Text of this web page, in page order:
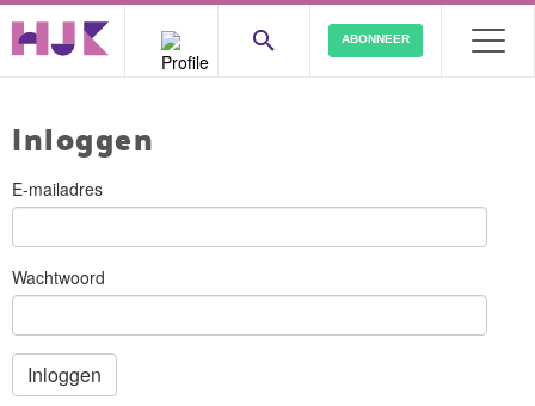
ABONNEER
Inloggen
E-mailadres
Wachtwoord